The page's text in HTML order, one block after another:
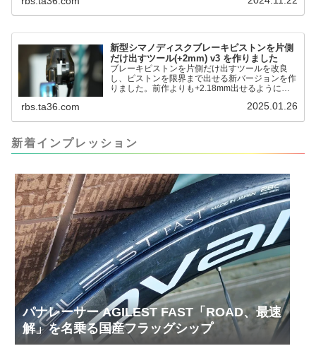
るのかというと、出ているピス...
新型シマノディスクブレーキピストンを片側
だけ出すツール(+2mm) v3 を作りました
ブレーキピストンを片側だけ出すツールを改良
し、ピストンを限界まで出せる新バージョンを作
りました。前作よりも+2.18mm出せるようにな
って、オイル漏れするまで試しました。最も安全
ましたが、ギリギリまで攻めてますのでピストン
内部の汚れをさらに掃除できると思います。前作
の...
rbs.ta36.com 2025.01.26
新着インプレッション
パナレーサー AGILEST FAST「ROAD、最速
解」を名乗る国産フラッグシップ